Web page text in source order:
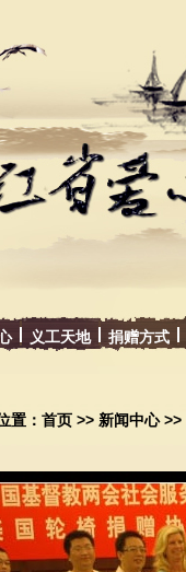
义工天地 捐赠方式
置： 首页>> 新闻中心>>